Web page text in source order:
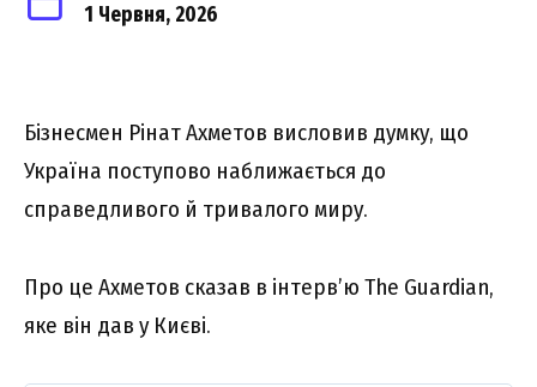
1 Червня, 2026
Бізнесмен Рінат Ахметов висловив думку, що
Україна поступово наближається до
справедливого й тривалого миру.
Про це Ахметов сказав в інтерв’ю The Guardian,
яке він дав у Києві.